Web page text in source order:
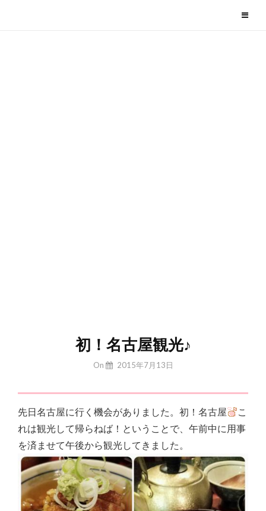
初！名古屋観光♪
By
On 2015年7月13日
先日名古屋に行く機会がありました。初！名古屋
こ
れは観光して帰らねば！ということで、午前中に用事
を済ませて午後から観光してきました。